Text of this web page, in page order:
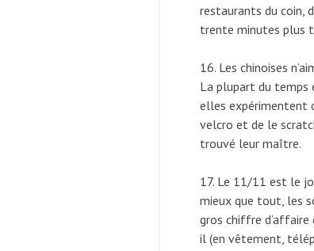
restaurants du coin,
trente minutes plus
16. Les chinoises
La plupart du temps
elles expérimentent
velcro et de le
trouvé leur maître.
17. Le 11/11 est le
mieux que tout, les
gros chiffre d’affaire
il (en vêtement,